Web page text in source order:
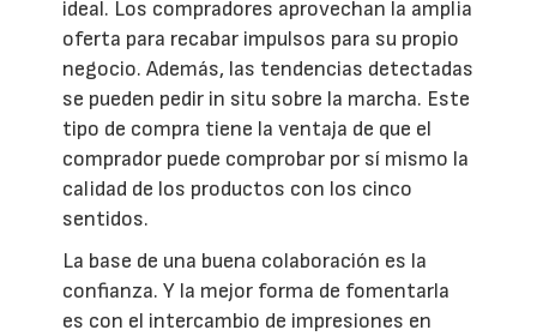
ideal. Los compradores aprovechan la amplia
oferta para recabar impulsos para su propio
negocio. Además, las tendencias detectadas
se pueden pedir in situ sobre la marcha. Este
tipo de compra tiene la ventaja de que el
comprador puede comprobar por sí mismo la
calidad de los productos con los cinco
sentidos.
La base de una buena colaboración es la
confianza. Y la mejor forma de fomentarla
es con el intercambio de impresiones en